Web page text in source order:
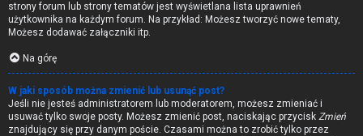
strony forum lub strony tematów jest wyświetlana lista uprawnień
użytkownika na każdym forum. Na przykład: Możesz tworzyć nowe tematy,
Możesz dodawać załączniki itp.
Na górę
W jaki sposób można zmienić lub usunąć post?
Jeśli nie jesteś administratorem lub moderatorem, możesz zmieniać i
usuwać tylko swoje posty. Możesz zmienić post, naciskając przycisk Zmień
znajdujący się przy danym poście. Czasami można to zrobić tylko przez